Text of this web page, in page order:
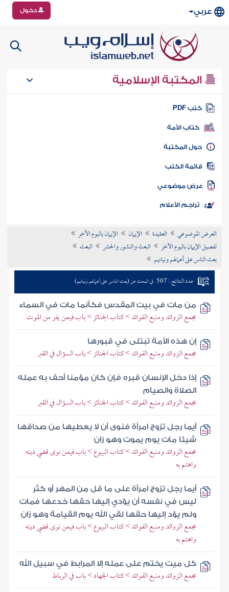
عربي دخول
المكتبة الإسلامية
كتب PDF
كتاب الأمة
المكتبة
الكتب
موضوعي
تراجم الأعلام
العرض الموضوعي العقيدة الإيمان
الإيمان باليوم الآخر
تفصيل الإيمان باليوم الآخر
البعث والنشور والحشر
البعث
بعث الناس على أعمالهم ونياتهم
عدد النتائج : 507 في البحث عن (بعث الناس على أعمالهم ونياتهم)
من مات في بيت المقدس فكأنما مات في السماء
مجمع الزوائد ومنبع الفوائد > كتاب الجنائز > باب فيمن يفر من الموت
إن هذه الأمة تبتلى في قبورها
مجمع الزوائد ومنبع الفوائد > كتاب الجنائز > باب السؤال في القبر
إذا دخل الإنسان قبره فإن كان مؤمنا أحف به عمله
الصلاة والصيام
مجمع الزوائد ومنبع الفوائد > كتاب الجنائز > باب السؤال في القبر
أيما رجل تزوج امرأة فنوى أن لا يعطيها من صداقها
شيئا مات يوم يموت وهو زان
مجمع الزوائد ومنبع الفوائد > كتاب البيوع > باب فيمن نوى قضي دينه
واهتم به
أيما رجل تزوج امرأة على ما قل من المهر أو كثر
ليس في نفسه أن يؤدي إليها حقها خدعها فمات
ولم يؤد إليها حقها لقي الله يوم القيامة وهو زان
مجمع الزوائد ومنبع الفوائد > كتاب البيوع > باب فيمن نوى قضي دينه
واهتم به
كل ميت يختم على عمله إلا المرابط في سبيل الله
مجمع الزوائد ومنبع الفوائد > كتاب الجهاد > باب في الرباط